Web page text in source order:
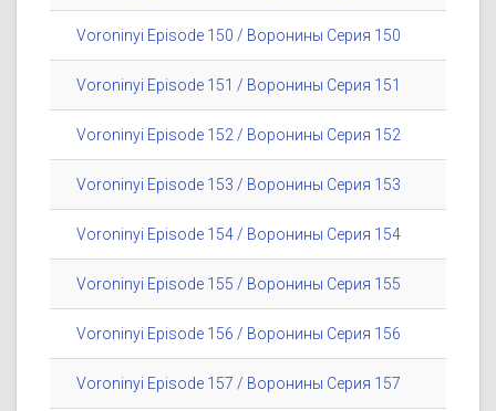
Voroninyi Episode 150 / Воронины Серия 150
Voroninyi Episode 151 / Воронины Серия 151
Voroninyi Episode 152 / Воронины Серия 152
Voroninyi Episode 153 / Воронины Серия 153
Voroninyi Episode 154 / Воронины Серия 154
Voroninyi Episode 155 / Воронины Серия 155
Voroninyi Episode 156 / Воронины Серия 156
Voroninyi Episode 157 / Воронины Серия 157